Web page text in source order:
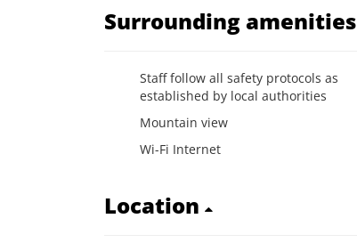
Surrounding amenities
Staff follow all safety protocols as
established by local authorities
Mountain view
Wi-Fi Internet
Location